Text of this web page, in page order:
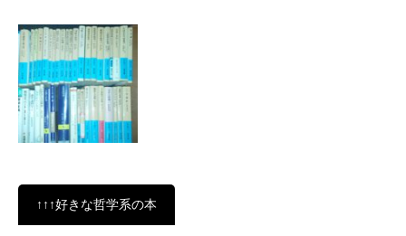
↑↑↑好きな哲学系の本